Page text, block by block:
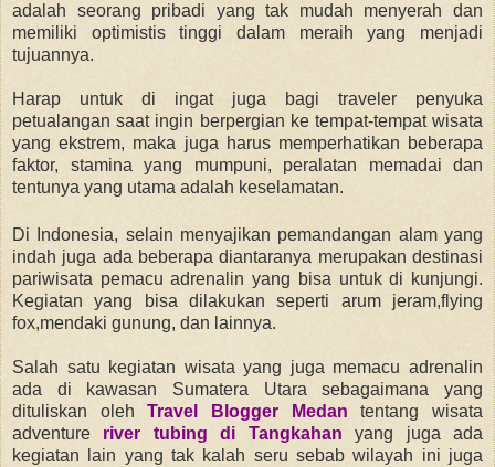
adalah seorang pribadi yang tak mudah menyerah dan
memiliki optimistis tinggi dalam meraih yang menjadi
tujuannya.
Harap untuk di ingat juga bagi traveler penyuka
petualangan saat ingin berpergian ke tempat-tempat wisata
yang ekstrem, maka juga harus memperhatikan beberapa
faktor, stamina yang mumpuni, peralatan memadai dan
tentunya yang utama adalah keselamatan.
Di Indonesia, selain menyajikan pemandangan alam yang
indah juga ada beberapa diantaranya merupakan destinasi
pariwisata pemacu adrenalin yang bisa untuk di kunjungi.
Kegiatan yang bisa dilakukan seperti arum jeram,flying
fox,mendaki gunung, dan lainnya.
Salah satu kegiatan wisata yang juga memacu adrenalin
ada di kawasan Sumatera Utara sebagaimana yang
dituliskan olehTravel Blogger Medan tentang wisata
adventure river tubing di Tangkahan yang juga ada
kegiatan lain yang tak kalah seru sebab wilayah ini juga